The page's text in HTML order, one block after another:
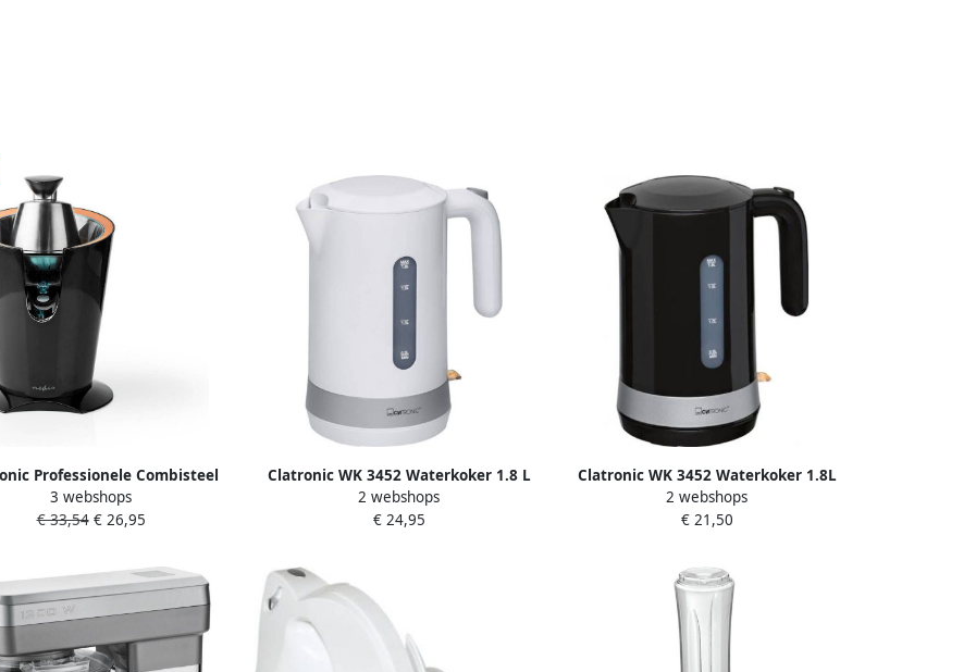
Professionele Combisteel
Keramisch Verwamd 2
Niveaus 1800
3 webshops
€ 33,54€ 26,95
Clatronic WK 3452 Waterkoker 1.8 L
Wit
2 webshops
€ 24,95
Clatronic WK 3452 Waterkoker 1.8L
Zwart
2 webshops
€ 21,50